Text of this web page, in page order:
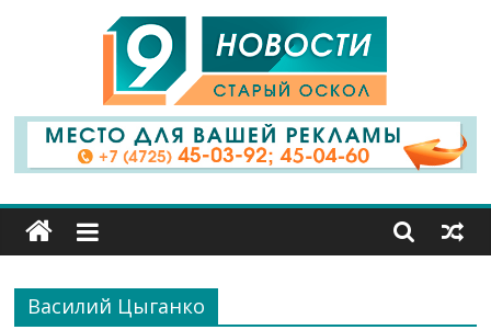
9
Канал
Старый
Оскол
Василий Цыганко